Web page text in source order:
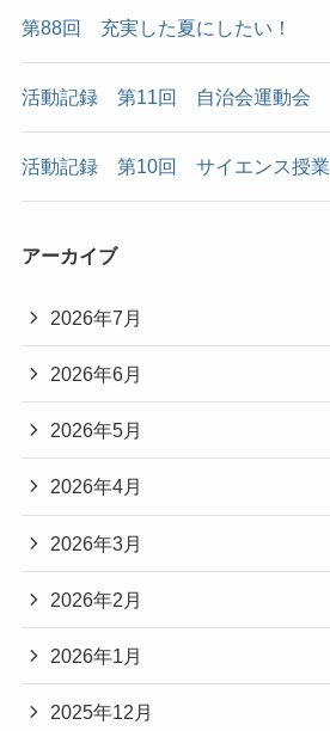
第88回 充実した夏にしたい！
活動記録 第11回 自治会運動会
活動記録 第10回 サイエンス授業
アーカイブ
2026年7月
2026年6月
2026年5月
2026年4月
2026年3月
2026年2月
2026年1月
2025年12月